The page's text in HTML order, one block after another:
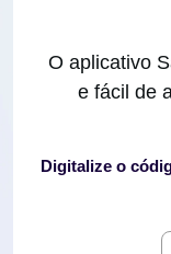
O aplicativo
e fácil de
Digitalize o